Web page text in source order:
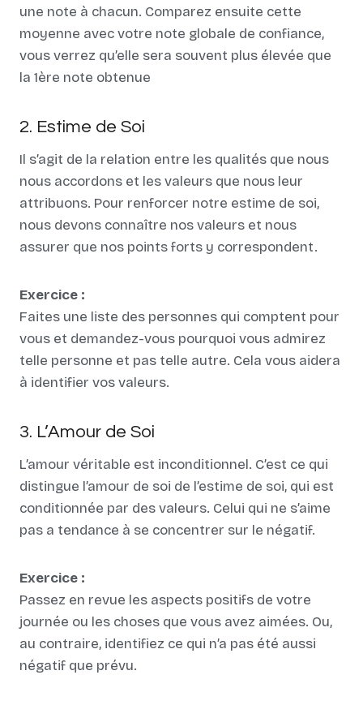
une note à chacun. Comparez ensuite cette
moyenne avec votre note globale de confiance,
vous verrez qu’elle sera souvent plus élevée que
la 1ère note obtenue
2. Estime de Soi
Il s’agit de la relation entre les qualités que nous
nous accordons et les valeurs que nous leur
attribuons. Pour renforcer notre estime de soi,
nous devons connaître nos valeurs et nous
assurer que nos points forts y correspondent.
Exercice :
Faites une liste des personnes qui comptent pour
vous et demandez-vous pourquoi vous admirez
telle personne et pas telle autre. Cela vous aidera
à identifier vos valeurs.
3. L’Amour de Soi
L’amour véritable est inconditionnel. C’est ce qui
distingue l’amour de soi de l’estime de soi, qui est
conditionnée par des valeurs. Celui qui ne s’aime
pas a tendance à se concentrer sur le négatif.
Exercice :
Passez en revue les aspects positifs de votre
journée ou les choses que vous avez aimées. Ou,
au contraire, identifiez ce qui n’a pas été aussi
négatif que prévu.